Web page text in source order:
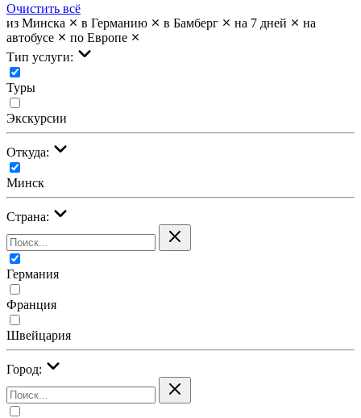
Очистить всё
из Минска
в Германию в Бамберг на 7 дней
на
автобусе
по Европе
Тип услуги:
Туры
Экскурсии
Откуда:
Минск
Страна:
Германия
Франция
Швейцария
Город: